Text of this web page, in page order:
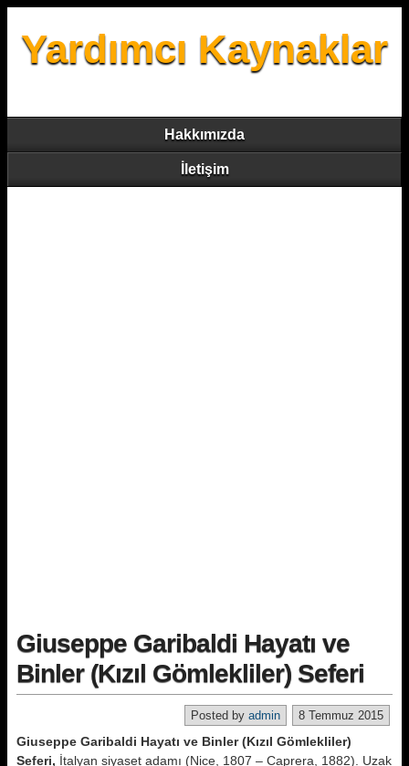
Yardımcı Kaynaklar
Hakkımızda
İletişim
Giuseppe Garibaldi Hayatı ve
Binler (Kızıl Gömlekliler) Seferi
8 Temmuz 2015
Posted by admin
Giuseppe Garibaldi Hayatı ve Binler (Kızıl Gömlekliler)
Seferi, İtalyan siyaset adamı (Nice, 1807 – Caprera, 1882). Uzak